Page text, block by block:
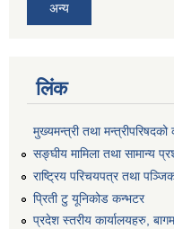
अन्य
लिंक
मुख्यमन्त्री तथा
सङ्‍घीय मामिला तथा सामान्य
राष्ट्रिय परिचयपत्र तथा
प्रिती टु यूनिकोड कन्भटर
प्रदेश स्तरीय कार्यालयहरु,